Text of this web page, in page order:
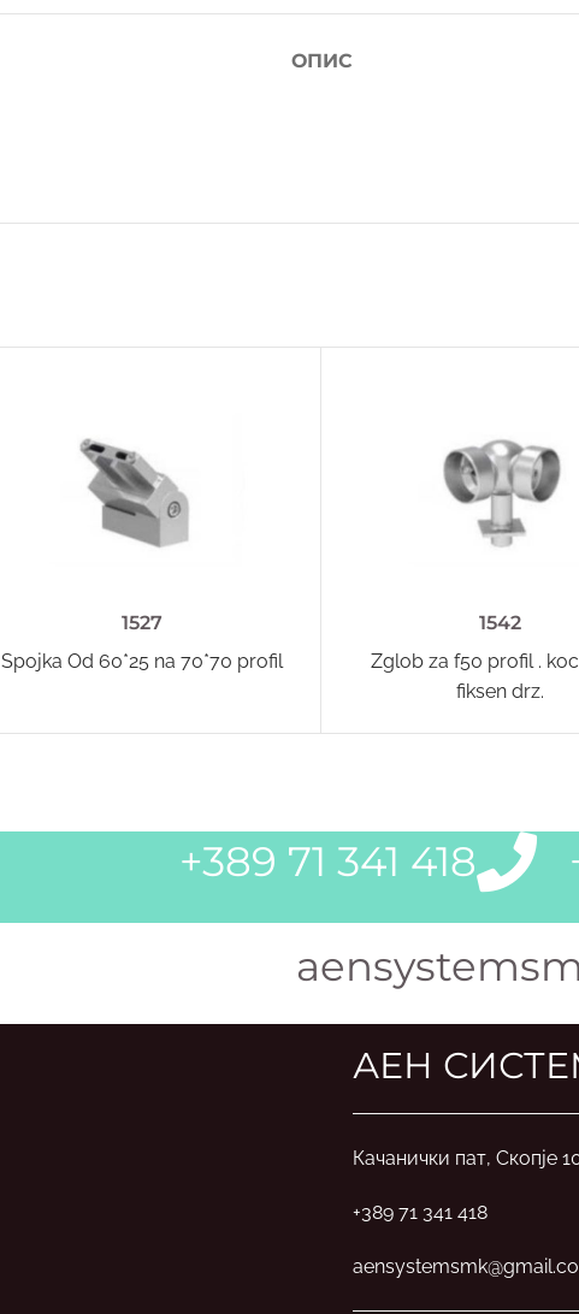
ОПИС
1527
Spojka Od 60*25 na 70*70 profil
1542
Zglob za f50 profil .
fiksen drz.
+389 71 341 418
АЕН
Качанички пат, Скопје
+389 71 341 418